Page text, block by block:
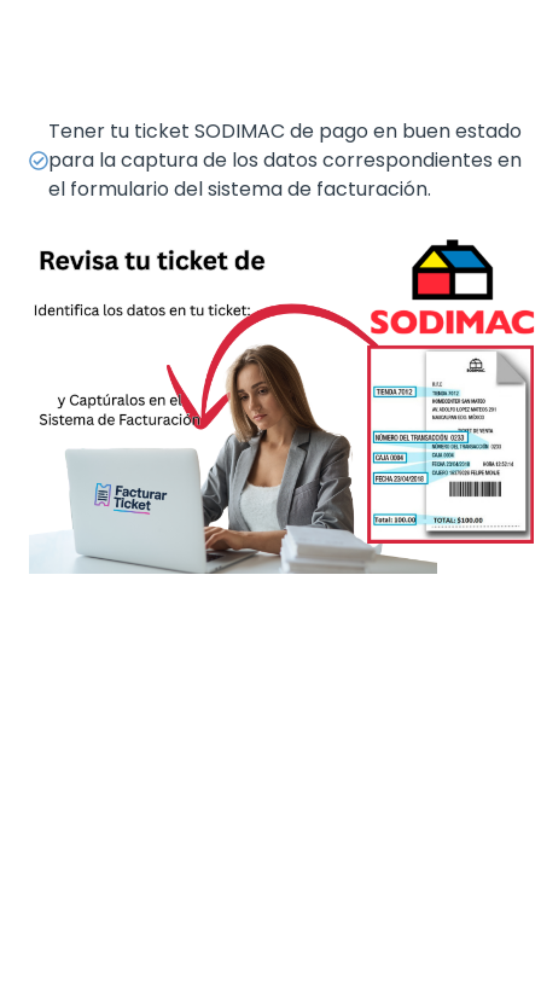
Tener tu ticket SODIMAC de pago en buen estado
para la captura de los datos correspondientes en
el formulario del sistema de facturación.